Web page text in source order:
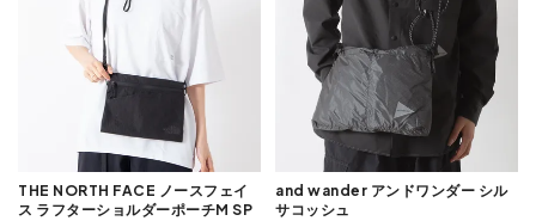
THE NORTH FACE ノースフェイ
ス ラフターショルダーポーチM SP
and wander アンドワンダー シル
サコッシュ